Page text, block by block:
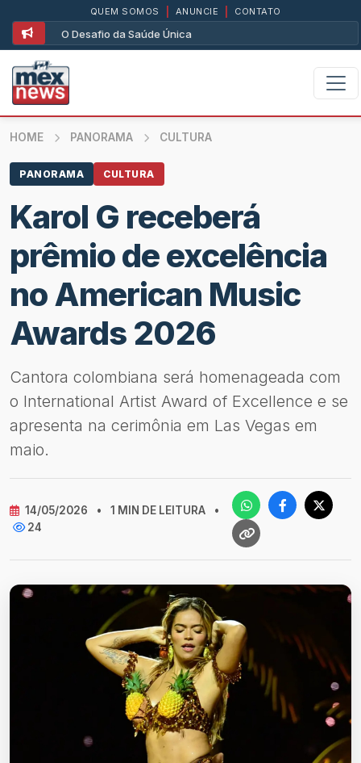
O Desafio da Saúde Única
QUEM SOMOS ANUNCIE CONTATO
HOME PANORAMA CULTURA
PANORAMA CULTURA
Karol G receberá
prêmio de excelência
no American Music
Awards 2026
Cantora colombiana será homenageada com
o International Artist Award of Excellence e se
apresenta na cerimônia em Las Vegas em
maio.
14/05/2026 • 1 MIN DE LEITURA
•
24